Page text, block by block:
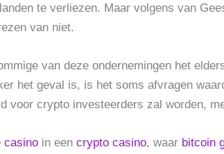
te verliezen. Maar volgens van
van niet.
van deze ondernemingen het
het geval is, is het soms afvragen
crypto investeerders zal worden,
casino in een crypto casino, waar bitcoin